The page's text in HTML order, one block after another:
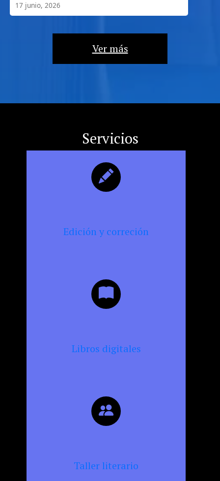
familiar
y
17 junio, 2026
Ver más
Servicios
Edición y correción
Libros digitales
Taller literario